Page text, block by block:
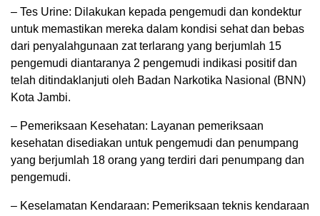
– Tes Urine: Dilakukan kepada pengemudi dan kondektur
untuk memastikan mereka dalam kondisi sehat dan bebas
dari penyalahgunaan zat terlarang yang berjumlah 15
pengemudi diantaranya 2 pengemudi indikasi positif dan
telah ditindaklanjuti oleh Badan Narkotika Nasional (BNN)
Kota Jambi.
– Pemeriksaan Kesehatan: Layanan pemeriksaan
kesehatan disediakan untuk pengemudi dan penumpang
yang berjumlah 18 orang yang terdiri dari penumpang dan
pengemudi.
– Keselamatan Kendaraan: Pemeriksaan teknis kendaraan